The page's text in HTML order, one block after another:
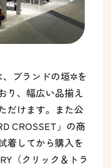
、ブランドの垣✲を
り、幅広い品揃え
だけます。また公
CROSSET」の商
着してから購入を
（クリック＆トラ